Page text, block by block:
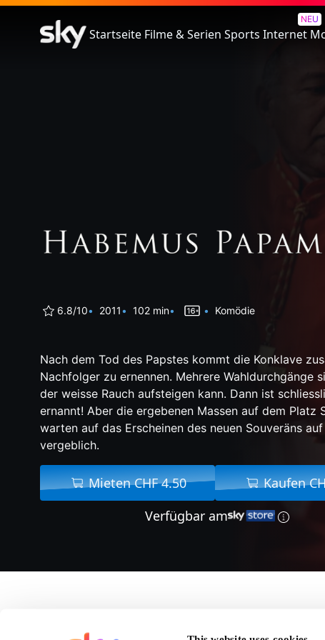
Startseite Filme & Serien Sports
NEU
Internet
Habemus Papam
6.8/10 2011 102 min Komödie
Nach dem Tod des Papstes kommt die Konklave
Nachfolger zu ernennen. Mehrere Wahldurchgänge
der weisse Rauch aufsteigen kann. Dann ist
ernannt! Aber die ergebenen Massen auf dem Platz
warten auf das Erscheinen des neuen Souveräns
vergeblich.
Mieten CHF 4.50
Kaufen
Verfügbar am